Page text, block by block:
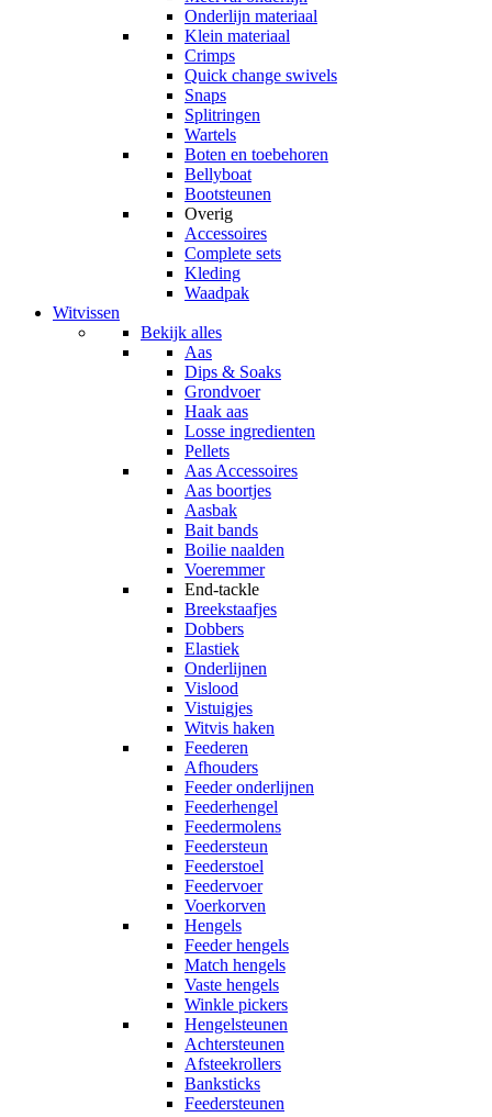
Onderlijn materiaal
Klein materiaal
Crimps
Quick change swivels
Snaps
Splitringen
Wartels
Boten en toebehoren
Bellyboat
Bootsteunen
Overig
Accessoires
Complete sets
Kleding
Waadpak
Witvissen
Bekijk alles
Aas
Dips & Soaks
Grondvoer
Haak aas
Losse ingredienten
Pellets
Aas Accessoires
Aas boortjes
Aasbak
Bait bands
Boilie naalden
Voeremmer
End-tackle
Breekstaafjes
Dobbers
Elastiek
Onderlijnen
Vislood
Vistuigjes
Witvis haken
Feederen
Afhouders
Feeder onderlijnen
Feederhengel
Feedermolens
Feedersteun
Feederstoel
Feedervoer
Voerkorven
Hengels
Feeder hengels
Match hengels
Vaste hengels
Winkle pickers
Hengelsteunen
Achtersteunen
Afsteekrollers
Banksticks
Feedersteunen